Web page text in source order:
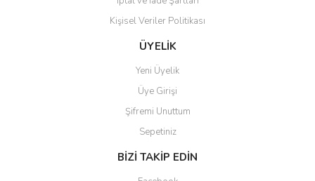
Kişisel Veriler Politikası
ÜYELİK
Yeni Üyelik
Üye Girişi
Şifremi Unuttum
Sepetiniz
BİZİ TAKİP EDİN